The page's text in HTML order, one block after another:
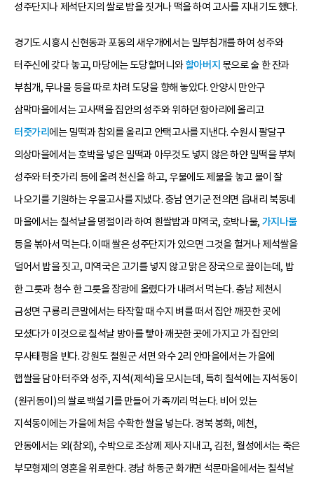
성주단지나 제석단지의 쌀로 밥을 짓거나 떡을 하여 고사를 지내기도 했다.
경기도 시흥시 신현동과 포동의 새우개에서는 밀부침개를 하여 성주와
터주신에 갖다 놓고, 마당에는 도당할머니와할아버지 몫으로 술 한 잔과
부침개, 무나물 등을 따로 차려 도당을 향해 놓았다. 안양시 만안구
삼막마을에서는 고사떡을 집안의 성주와 위하던 항아리에 올리고
터줏가리 에는 밀떡과 참외를 올리고 안택고사를 지낸다. 수원시 팔달구
의상마을에서는 호박을 넣은 밀떡과 아무것도 넣지 않은 하얀 밀떡을 부쳐
성주와 터줏가리 등에 올려 천신을 하고, 우물에도 제물을 놓고 물이 잘
나오기를 기원하는 우물고사를 지냈다. 충남 연기군 전의면 읍내리 북동네
마을에서는 칠석날을 명절이라 하여 흰쌀밥과 미역국, 호박나물, 가지나물
등을 볶아서 먹는다. 이때 쌀은 성주단지가 있으면 그것을 헐거나 제석쌀을
덜어서 밥을 짓고, 미역국은 고기를 넣지 않고 맑은 장국으로 끓이는데, 밥
한 그릇과 청수 한 그릇을 장광에 올렸다가 내려서 먹는다. 충남 제천시
금성면 구룡리 큰말에서는 타작할 때 수지 벼를 떠서 집안 깨끗한 곳에
모셨다가 이것으로 칠석날 방아를 빻아 깨끗한 곳에 가지고 가 집안의
무사태평을 빈다. 강원도 철원군 서면 와수 2리 안마을에서는 가을에
햅쌀을 담아 터주와 성주, 지석(제석)을 모시는데, 특히 칠석에는 지석동이
(원귀동이)의 쌀로 백설기를 만들어 가족끼리 먹는다. 비어 있는
지석동이에는 가을에 처음 수확한 쌀을 넣는다. 경북 봉화, 예천,
안동에서는 외(참외), 수박으로 조상께 제사 지내고, 김천, 월성에서는 죽은
부모형제의 영혼을 위로한다. 경남 하동군 화개면 석문마을에서는 칠석날